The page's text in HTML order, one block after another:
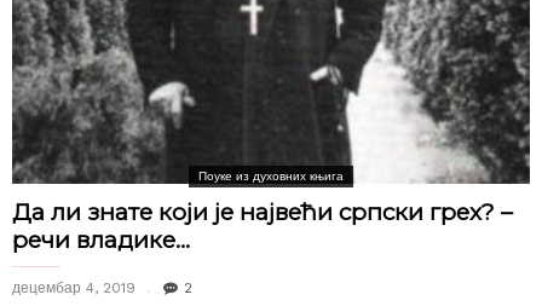
Поуке из духовних књига
Да ли знате који је највећи српски грех? –
речи владике...
децембар 4, 2019 2